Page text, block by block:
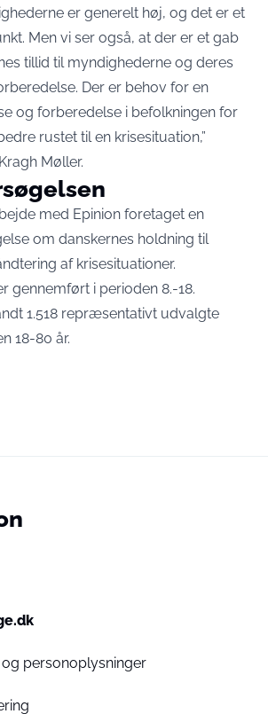
er generelt høj, og det er et
Men vi ser også, at der er et gab
tillid til myndighederne og deres
Der er behov for en
og forberedelse i befolkningen for
rustet til en krisesituation,”
Møller.
med Epinion foretaget en
om danskernes holdning til
af krisesituationer.
gennemført i perioden 8.-18.
1.518 repræsentativt udvalgte
18-80 år.
og personoplysninger